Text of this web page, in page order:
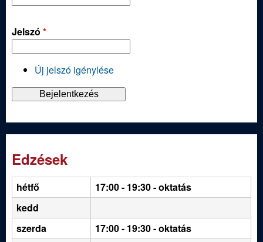
Jelszó *
Új jelszó igénylése
Edzések
hétfő 17:00 - 19:30- oktatás
kedd
szerda
17:00 - 19:30 - oktatás